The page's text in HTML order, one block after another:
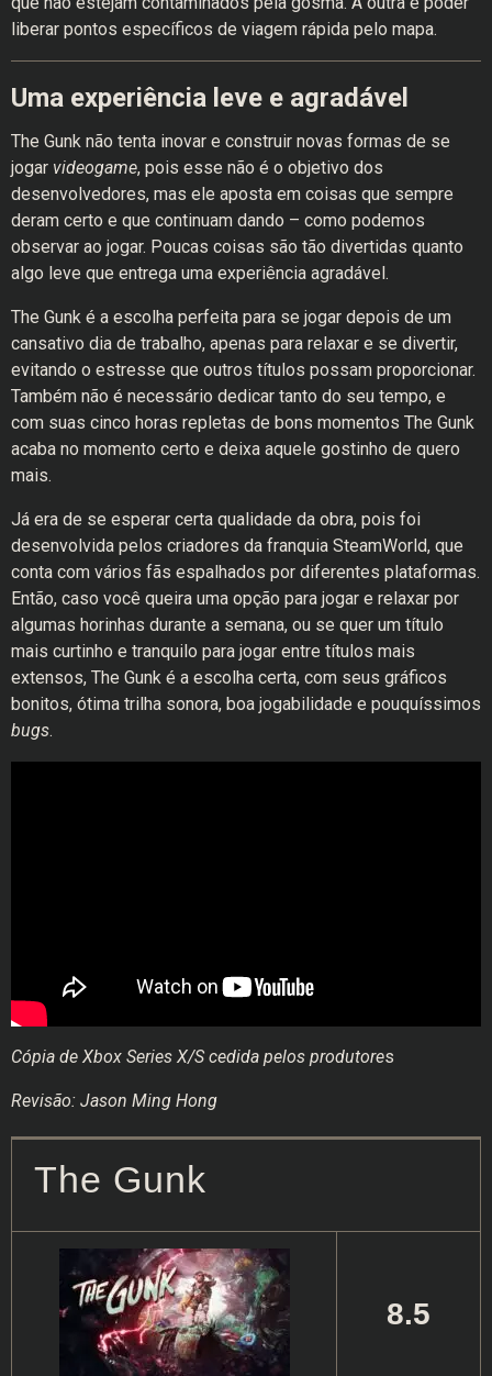
liberar pontos específicos de viagem rápida pelo mapa.
Uma experiência leve e agradável
The Gunk não tenta inovar e construir novas formas de se
jogar videogame, pois esse não é o objetivo dos
desenvolvedores, mas ele aposta em coisas que sempre
deram certo e que continuam dando – como podemos
observar ao jogar. Poucas coisas são tão divertidas quanto
algo leve que entrega uma experiência agradável.
The Gunk é a escolha perfeita para se jogar depois de um
cansativo dia de trabalho, apenas para relaxar e se divertir,
evitando o estresse que outros títulos possam proporcionar.
Também não é necessário dedicar tanto do seu tempo, e
com suas cinco horas repletas de bons momentos The Gunk
acaba no momento certo e deixa aquele gostinho de quero
mais.
Já era de se esperar certa qualidade da obra, pois foi
desenvolvida pelos criadores da franquia SteamWorld, que
conta com vários fãs espalhados por diferentes plataformas.
Então, caso você queira uma opção para jogar e relaxar por
algumas horinhas durante a semana, ou se quer um título
mais curtinho e tranquilo para jogar entre títulos mais
extensos, The Gunk é a escolha certa, com seus gráficos
bonitos, ótima trilha sonora, boa jogabilidade e pouquíssimos
bugs.
Cópia de Xbox Series X/S cedida pelos produtores
Revisão: Jason Ming Hong
The Gunk
8.5